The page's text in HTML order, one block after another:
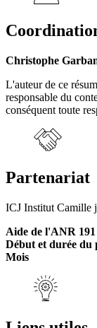
Christophe
L'auteur de ce
responsable du
conséquent toute
Partenariat
ICJ Institut Camille
Aide de l'ANR 191
Début et durée du
Mois